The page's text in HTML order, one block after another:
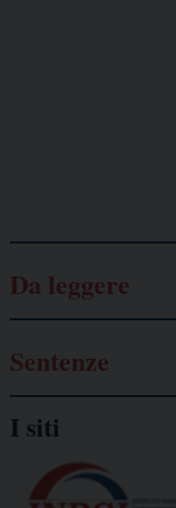
Da leggere
Sentenze
I siti